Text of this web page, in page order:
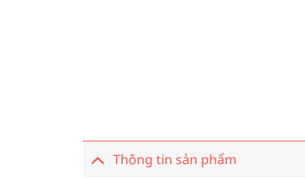
Thông tin sản phẩm